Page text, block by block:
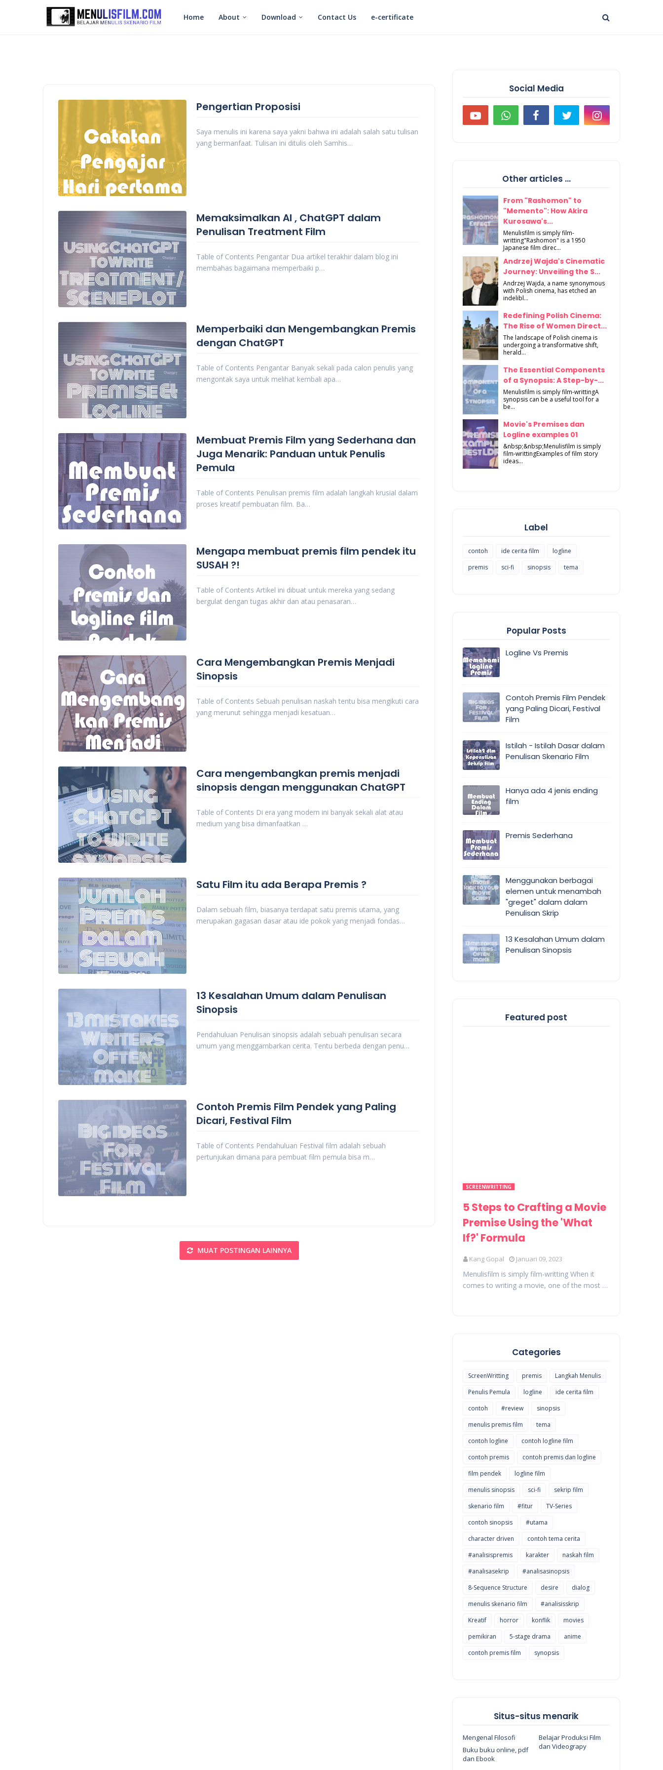
Home About Download Contact Us e-certificate
Pengertian Proposisi
Saya menulis ini karena saya yakni bahwa ini adalah salah satu tulisan
yang bermanfaat. Tulisan ini ditulis oleh Samhis…
Memaksimalkan AI , ChatGPT dalam
Penulisan Treatment Film
Table of Contents Pengantar Dua artikel terakhir dalam blog ini
membahas bagaimana memperbaiki p…
Memperbaiki dan Mengembangkan Premis
dengan ChatGPT
Table of Contents Pengantar Banyak sekali pada calon penulis yang
mengontak saya untuk melihat kembali apa…
Membuat Premis Film yang Sederhana dan
Juga Menarik: Panduan untuk Penulis
Pemula
Table of Contents Penulisan premis film adalah langkah krusial dalam
proses kreatif pembuatan film. Ba…
Mengapa membuat premis film pendek itu
SUSAH ?!
Table of Contents Artikel ini dibuat untuk mereka yang sedang
bergulat dengan tugas akhir dan atau penasaran…
Cara Mengembangkan Premis Menjadi
Sinopsis
Table of Contents Sebuah penulisan naskah tentu bisa mengikuti cara
yang merunut sehingga menjadi kesatuan…
Cara mengembangkan premis menjadi
sinopsis dengan menggunakan ChatGPT
Table of Contents Di era yang modern ini banyak sekali alat atau
medium yang bisa dimanfaatkan …
Satu Film itu ada Berapa Premis ?
Dalam sebuah film, biasanya terdapat satu premis utama, yang
merupakan gagasan dasar atau ide pokok yang menjadi fondas…
13 Kesalahan Umum dalam Penulisan
Sinopsis
Pendahuluan Penulisan sinopsis adalah sebuah penulisan secara
umum yang menggambarkan cerita. Tentu berbeda dengan penu…
Contoh Premis Film Pendek yang Paling
Dicari, Festival Film
Table of Contents Pendahuluan Festival film adalah sebuah
pertunjukan dimana para pembuat film pemula bisa m…
MUAT POSTINGAN LAINNYA
Social Media
Other articles ...
From "Rashomon" to
"Memento": How Akira
Kurosawa's...
Menulisfilm is simply film-
writting"Rashomon" is a 1950
Japanese film direc...
Andrzej Wajda's Cinematic
Journey: Unveiling the S...
Andrzej Wajda, a name synonymous
with Polish cinema, has etched an
indelibl...
Redefining Polish Cinema:
The Rise of Women Direct...
The landscape of Polish cinema is
undergoing a transformative shift,
herald...
The Essential Components
of a Synopsis: A Step-by-...
Menulisfilm is simply film-writtingA
synopsis can be a useful tool for a
be...
Movie's Premises dan
Logline examples 01
&nbsp;&nbsp;Menulisfilm is simply
film-writtingExamples of film story
ideas...
Label
contoh ide cerita film
logline
premis
sci-fi sinopsis tema
Popular Posts
Logline Vs Premis
Contoh Premis Film Pendek
yang Paling Dicari, Festival
Film
Istilah - Istilah Dasar dalam
Penulisan Skenario Film
Hanya ada 4 jenis ending
film
Premis Sederhana
Menggunakan berbagai
elemen untuk menambah
"greget" dalam dalam
Penulisan Skrip
13 Kesalahan Umum dalam
Penulisan Sinopsis
Featured post
SCREENWRITTING
5 Steps to Crafting a Movie
Premise Using the 'What
If?' Formula
Kang Gopal Januari 09, 2023
Menulisfilm is simply film-writting When it
comes to writing a movie, one of the most …
Categories
ScreenWritting premis
Langkah Menulis
Penulis Pemula
logline
ide cerita film
contoh
#review
sinopsis
menulis premis film
tema
contoh logline
contoh logline film
contoh premis
contoh premis dan logline
film pendek
logline film
menulis sinopsis
sci-fi
sekrip film
skenario film
#fitur
TV-Series
contoh sinopsis
#utama
character driven
contoh tema cerita
#analisispremis
karakter
naskah film
#analisasekrip
#analisasinopsis
8-Sequence Structure
desire
dialog
menulis skenario film
#analisisskrip
Kreatif
horror konflik
movies
pemikiran
5-stage drama
anime
contoh premis film
synopsis
Situs-situs menarik
Mengenal Filosofi
Belajar Produksi Film
dan Videograpy
Buku buku online, pdf
dan Ebook